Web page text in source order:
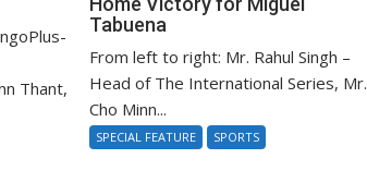
Thant,
Tabuena
From left to right: Mr. Rahul Singh –
Head of The International Series, Mr.
Cho Minn...
SPECIAL FEATURE SPORTS